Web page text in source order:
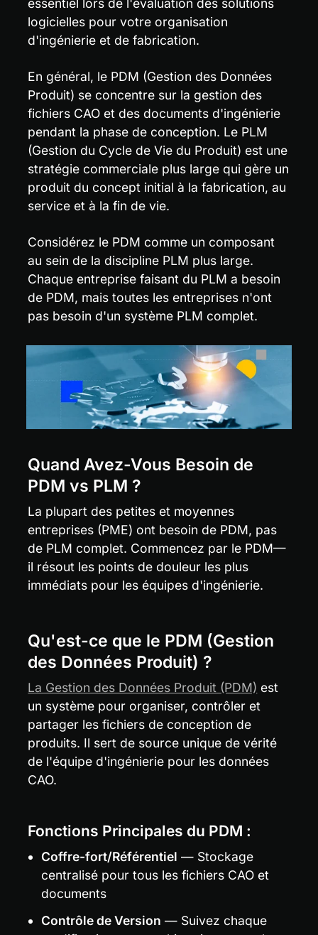
logicielles pour votre organisation
d'ingénierie et de fabrication.
En général, le PDM (Gestion des Données
Produit) se concentre sur la gestion des
fichiers CAO et des documents d'ingénierie
pendant la phase de conception. Le PLM
(Gestion du Cycle de Vie du Produit) est une
stratégie commerciale plus large qui gère un
produit du concept initial à la fabrication, au
service et à la fin de vie.
Considérez le PDM comme un composant
au sein de la discipline PLM plus large.
Chaque entreprise faisant du PLM a besoin
de PDM, mais toutes les entreprises n'ont
pas besoin d'un système PLM complet.
Quand Avez-Vous Besoin de
PDM vs PLM ?
La plupart des petites et moyennes
entreprises (PME) ont besoin de PDM, pas
de PLM complet. Commencez par le PDM—
il résout les points de douleur les plus
immédiats pour les équipes d'ingénierie.
Qu'est-ce que le PDM (Gestion
des Données Produit) ?
La Gestion des Données Produit (PDM) est
un système pour organiser, contrôler et
partager les fichiers de conception de
produits. Il sert de source unique de vérité
de l'équipe d'ingénierie pour les données
CAO.
Fonctions Principales du PDM :
Coffre-fort/Référentiel — Stockage
centralisé pour tous les fichiers CAO et
documents
Contrôle de Version — Suivez chaque